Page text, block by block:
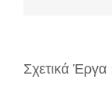
Σχετικά Έργα